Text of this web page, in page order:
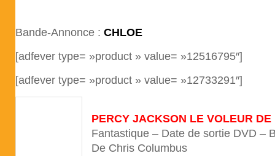
Bande-Annonce : CHLOE
[adfever type= »product » value= »12516795″]
[adfever type= »product » value= »12733291″]
PERCY JACKSON LE VOLEUR DE
Fantastique – Date de sortie DVD –
De Chris Columbus